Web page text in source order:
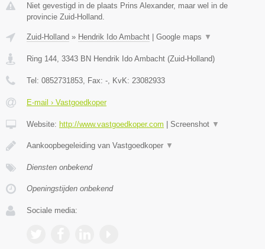
Niet gevestigd in de plaats Prins Alexander, maar wel in de
provincie Zuid-Holland.
Zuid-Holland » Hendrik Ido Ambacht Google maps ▼
Ring 144 3343 BN Hendrik Ido Ambacht (Zuid-Holland)
Tel: 0852731853 , Fax: - , KvK: 23082933
E-mail › Vastgoedkoper
Website: http://www.vastgoedkoper.com Screenshot ▼
Aankoopbegeleiding van Vastgoedkoper ▼
Diensten onbekend
Openingstijden onbekend
Sociale media: